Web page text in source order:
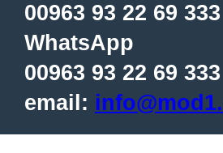
00963 93 22 69 333
WhatsApp
00963 93 22 69 333
email: